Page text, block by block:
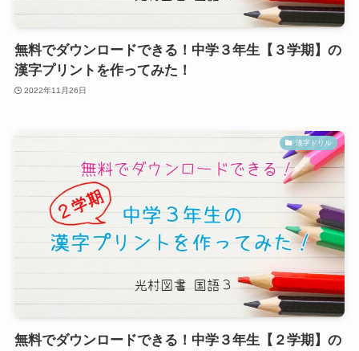
無料でダウンロードできる！中学３年生【３学期】の
漢字プリントを作ってみた！
2022年11月26日
漢字ドリル
無料でダウンロードできる！中学３年生【２学期】の